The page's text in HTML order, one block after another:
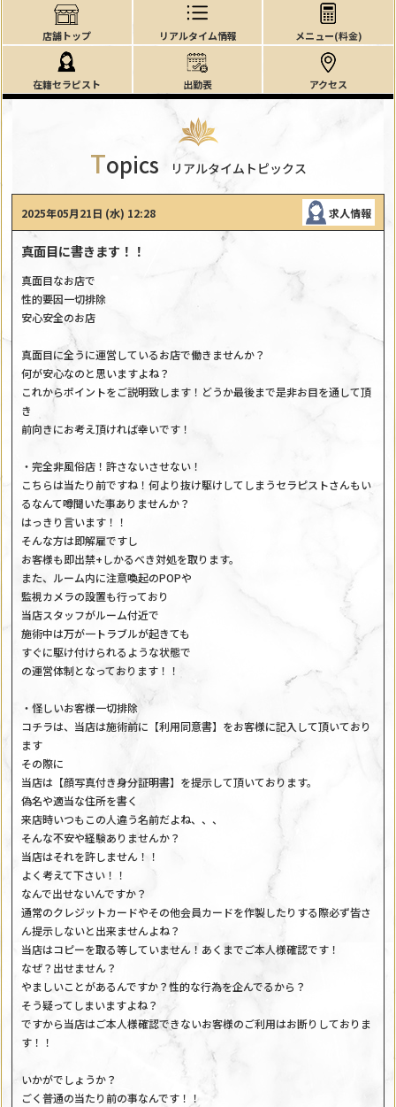
店舗トップ リアルタイム情報 メニュー(料金)
在籍セラピスト 出勤表 アクセス
Topics リアルタイムトピックス
2025年05月21日 (水) 12:28 求人情報
真面目に書きます！！
真面目なお店で
性的要因一切排除
安心安全のお店
真面目に全うに運営しているお店で働きませんか？
何が安心なのと思いますよね？
これからポイントをご説明致します！どうか最後まで是非お目を通して頂
き
前向きにお考え頂ければ幸いです！
・完全非風俗店！許さないさせない！
こちらは当たり前ですね！何より抜け駆けしてしまうセラピストさんもい
るなんて噂聞いた事ありませんか？
はっきり言います！！
そんな方は即解雇ですし
お客様も即出禁+しかるべき対処を取ります。
また、ルーム内に注意喚起のPOPや
監視カメラの設置も行っており
当店スタッフがルーム付近で
施術中は万が一トラブルが起きても
すぐに駆け付けられるような状態で
の運営体制となっております！！
・怪しいお客様一切排除
コチラは、当店は施術前に【利用同意書】をお客様に記入して頂いており
ます
その際に
当店は【顔写真付き身分証明書】を提示して頂いております。
偽名や適当な住所を書く
来店時いつもこの人違う名前だよね、、、
そんな不安や経験ありませんか？
当店はそれを許しません！！
よく考えて下さい！！
なんで出せないんですか？
通常のクレジットカードやその他会員カードを作製したりする際必ず皆さ
ん提示しないと出来ませんよね？
当店はコピーを取る等していません！あくまでご本人様確認です！
なぜ？出せません？
やましいことがあるんですか？性的な行為を企んでるから？
そう疑ってしまいますよね？
ですから当店はご本人様確認できないお客様のご利用はお断りしておりま
す！！
いかがでしょうか？
ごく普通の当たり前の事なんです！！